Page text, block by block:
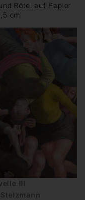
Rötel auf Papier
cm
III